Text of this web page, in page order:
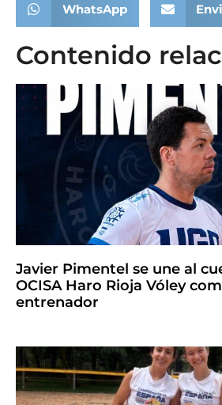
WhatsApp
Contenido
Javier Pimentel se une al
OCISA Haro Rioja Vóley
entrenador